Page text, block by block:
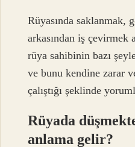
Rüyasında saklanmak,
arkasından iş çevirmek
rüya sahibinin bazı
ve bunu kendine zarar
çalıştığı şeklinde
Rüyada
anlama gelir?